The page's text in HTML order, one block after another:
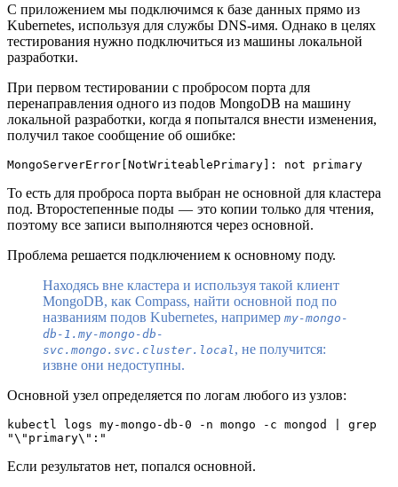
С приложением мы подключимся к базе данных прямо из
Kubernetes, используя для службы DNS-имя. Однако в целях
тестирования нужно подключиться из машины локальной
разработки.
При первом тестировании с пробросом порта для
перенаправления одного из подов MongoDB на машину
локальной разработки, когда я попытался внести изменения,
получил такое сообщение об ошибке:
MongoServerError[NotWriteablePrimary]: not primary
То есть для проброса порта выбран не основной для кластера
под. Второстепенные поды — это копии только для чтения,
поэтому все записи выполняются через основной.
Проблема решается подключением к основному поду.
Находясь вне кластера и используя такой клиент
MongoDB, как Compass, найти основной под по
названиям подов Kubernetes, например my-mongo-
db-1.my-mongo-db-
svc.mongo.svc.cluster.local , не получится:
извне они недоступны.
Основной узел определяется по логам любого из узлов:
kubectl logs my-mongo-db-0 -n mongo -c mongod | grep
"\"primary\":"
Если результатов нет, попался основной.